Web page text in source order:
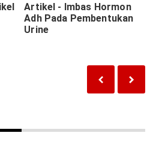
Artikel - Imbas Hormon
Adh Pada Pembentukan
Urine